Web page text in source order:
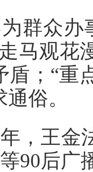
众办事
马观花
盾；“重
俗。
王金法
90后广